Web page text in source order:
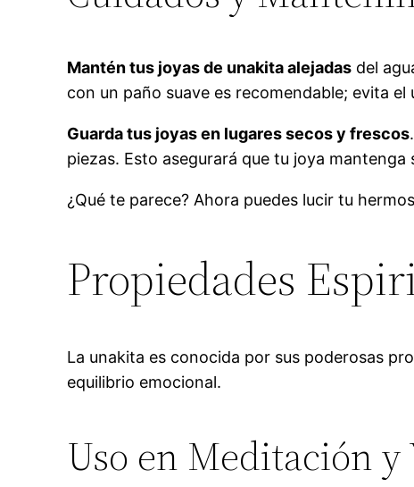
Mantén tus joyas de unakita alejadas del
con un paño suave es recomendable; evita
Guarda tus joyas en lugares secos y frescos
piezas. Esto asegurará que tu joya
¿Qué te parece? Ahora puedes lucir tu
Propiedades
La unakita es conocida por sus poderosas
equilibrio emocional.
Uso en Meditación y